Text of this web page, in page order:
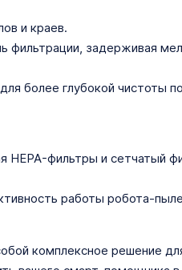
и краев.
задерживая
более глубокой чистоты
HEPA-фильтры и сетчатый
работы робота-
комплексное решение